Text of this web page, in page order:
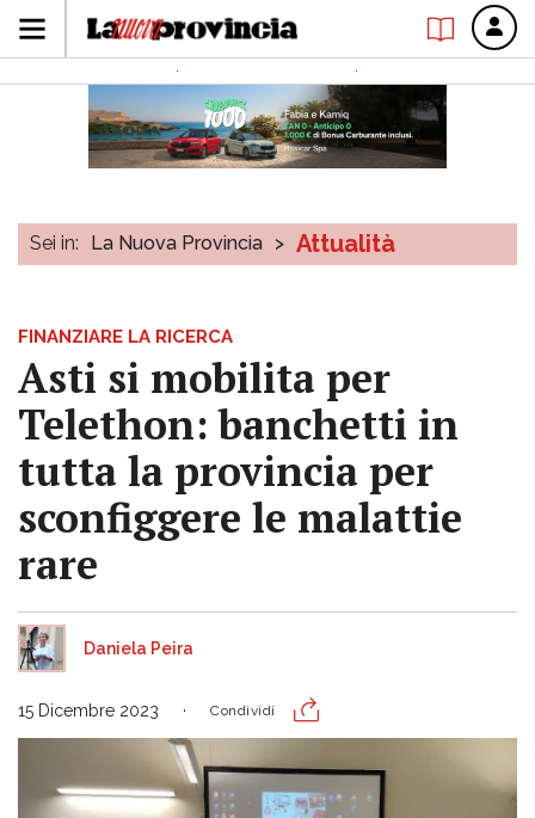
Sei in: La Nuova Provincia > Attualità
FINANZIARE LA RICERCA
Asti si mobilita per
Telethon: banchetti in
tutta la provincia per
sconfiggere le malattie
rare
Daniela Peira
15 Dicembre 2023 Condividi